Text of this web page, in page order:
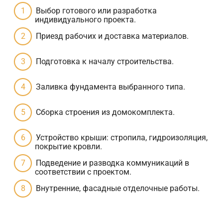
Выбор готового или разработка
индивидуального проекта.
Приезд рабочих и доставка материалов.
Подготовка к началу строительства.
Заливка фундамента выбранного типа.
Сборка строения из домокомплекта.
Устройство крыши: стропила, гидроизоляция,
покрытие кровли.
Подведение и разводка коммуникаций в
соответствии с проектом.
Внутренние, фасадные отделочные работы.